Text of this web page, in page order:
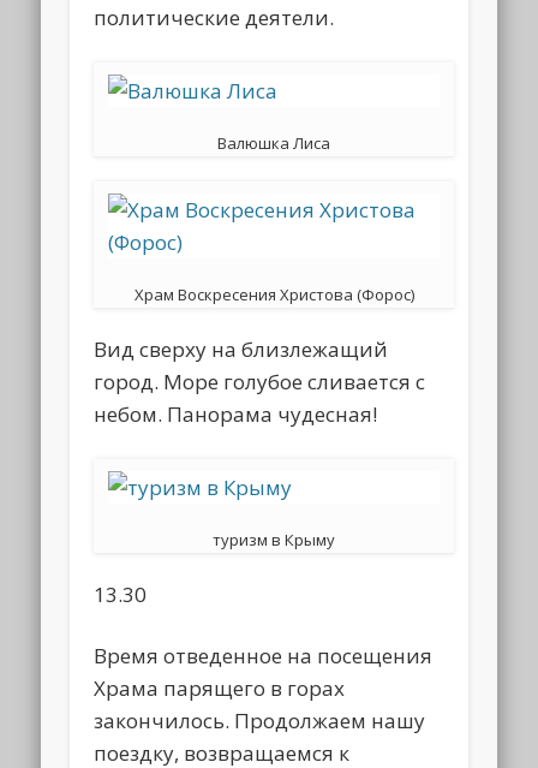
политические деятели.
Валюшка Лиса
Храм Воскресения Христова (Форос)
Вид сверху на близлежащий
город. Море голубое сливается с
небом. Панорама чудесная!
туризм в Крыму
13.30
Время отведенное на посещения
Храма парящего в горах
закончилось. Продолжаем нашу
поездку, возвращаемся к